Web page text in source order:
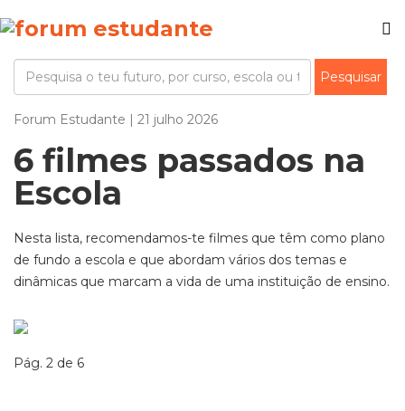
Forum Estudante | 21 julho 2026
6 filmes passados na
Escola
Nesta lista, recomendamos-te filmes que têm como plano
de fundo a escola e que abordam vários dos temas e
dinâmicas que marcam a vida de uma instituição de ensino.
Pág. 2 de 6